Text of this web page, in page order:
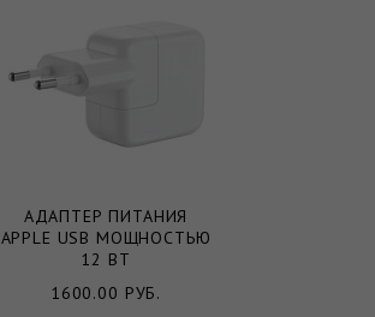
АДАПТЕР ПИТАНИЯ
APPLE USB МОЩНОСТЬЮ
12 ВТ
1600.00 РУБ.